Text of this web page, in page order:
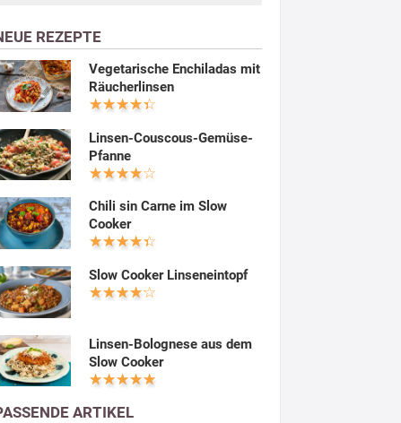
REZEPTE
Vegetarische Enchiladas mit
Räucherlinsen
Linsen-Couscous-Gemüse-
Pfanne
Chili sin Carne im Slow
Cooker
Slow Cooker Linseneintopf
Linsen-Bolognese aus dem
Slow Cooker
ARTIKEL